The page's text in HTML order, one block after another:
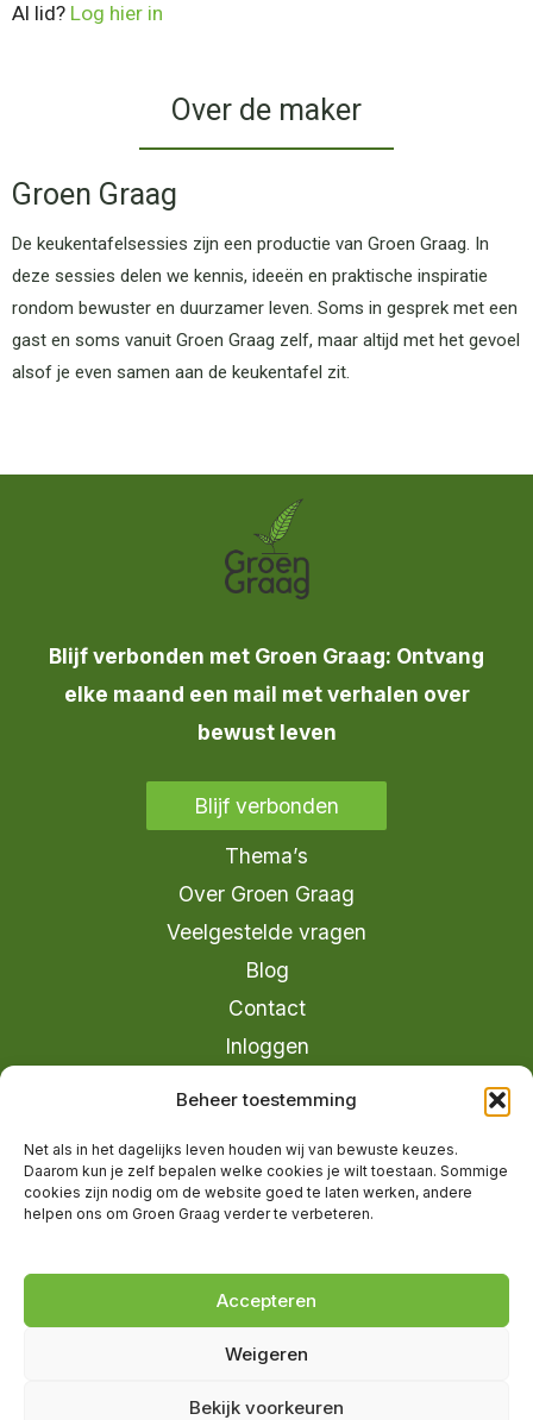
Beheer toestemming
Net als in het dagelijks leven houden wij van bewuste keuzes.
Daarom kun je zelf bepalen welke cookies je wilt toestaan. Sommige
cookies zijn nodig om de website goed te laten werken, andere
helpen ons om Groen Graag verder te verbeteren.
Accepteren
Weigeren
Bekijk voorkeuren
Al lid? Log hier in
Over de maker
Groen Graag
De keukentafelsessies zijn een productie van Groen Graag. In
deze sessies delen we kennis, ideeën en praktische inspiratie
rondom bewuster en duurzamer leven. Soms in gesprek met een
gast en soms vanuit Groen Graag zelf, maar altijd met het gevoel
alsof je even samen aan de keukentafel zit.
Blijf verbonden met Groen Graag: Ontvang
elke maand een mail met verhalen over
bewust leven
Blijf verbonden
Thema’s
Over Groen Graag
Veelgestelde vragen
Blog
Contact
Inloggen
info@groengraag.nl
Ervaringen van leden op Trustpilot
Marketing
Groen Graag is onderdeel van Moreau
Management B.V.